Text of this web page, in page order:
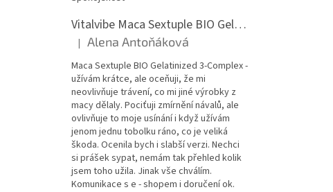
Vitalvibe Maca Sextuple BIO Gelatinized 3-Complex, 60 kapslí
Hodnocení produktu je 5 z 5 hvězdiček.
| Alena Antoňáková
Maca Sextuple BIO Gelatinized 3-Complex -
užívám krátce, ale oceňuji, že mi
neovlivňuje trávení, co mi jiné výrobky z
macy dělaly. Pociťuji zmírnění návalů, ale
ovlivňuje to moje usínání i když užívám
jenom jednu tobolku ráno, co je veliká
škoda. Ocenila bych i slabší verzi. Nechci
si prášek sypat, nemám tak přehled kolik
jsem toho užila. Jinak vše chválím.
Komunikace s e - shopem i doručení ok.